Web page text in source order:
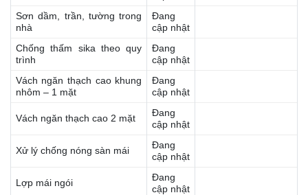
Sơn dầm, trần, tường trong
nhà
Đang
cập nhật
Chống thấm sika theo quy
trình
Đang
cập nhật
Vách ngăn thạch cao khung
nhôm – 1 mặt
Đang
cập nhật
Vách ngăn thạch cao 2 mặt
Đang
cập nhật
Xử lý chống nóng sàn mái
Đang
cập nhật
Lợp mái ngói
Đang
cập nhật